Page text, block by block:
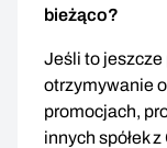
bieżąco?
Jeśli to jeszcze
otrzymywanie
promocjach,
innych spółek